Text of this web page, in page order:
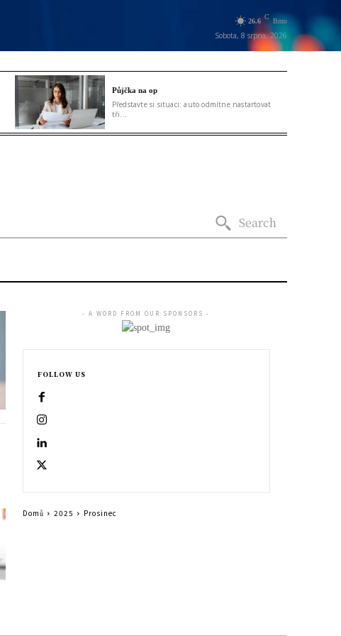
26.6
C
Brno
Sobota, 8 srpna, 2026
Půjčka na op
Představte si situaci: auto odmítne nastartovat
tři...
Search
- A WORD FROM OUR SPONSORS -
FOLLOW US
Domů 2025 Prosinec